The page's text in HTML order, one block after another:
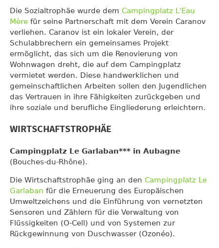
Die Sozialtrophäe wurde dem Campingplatz L'Eau
Mère für seine Partnerschaft mit dem Verein Caranov
verliehen. Caranov ist ein lokaler Verein, der
Schulabbrechern ein gemeinsames Projekt
ermöglicht, das sich um die Renovierung von
Wohnwagen dreht, die auf dem Campingplatz
vermietet werden. Diese handwerklichen und
gemeinschaftlichen Arbeiten sollen den Jugendlichen
das Vertrauen in ihre Fähigkeiten zurückgeben und
ihre soziale und berufliche Eingliederung erleichtern.
WIRTSCHAFTSTROPHÄE
Campingplatz Le Garlaban*** in Aubagne
(Bouches-du-Rhône).
Die Wirtschaftstrophäe ging an den Campingplatz Le
Garlaban für die Erneuerung des Europäischen
Umweltzeichens und die Einführung von vernetzten
Sensoren und Zählern für die Verwaltung von
Flüssigkeiten (O-Cell) und von Systemen zur
Rückgewinnung von Duschwasser (Ozonéo).